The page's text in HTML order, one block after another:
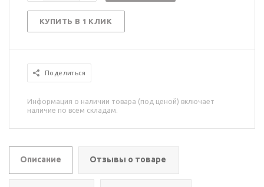
КУПИТЬ В 1 КЛИК
Поделиться
Информация о наличии товара (под ценой) включает
наличие по всем складам.
Описание Отзывы о товаре